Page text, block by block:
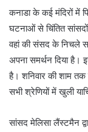
कनाडा के कई मंदिरों में
घटनाओं से चिंतित
वहां की संसद के निचले
अपना समर्थन दिया है।
है। शनिवार की शाम
सभी श्रेणियों में खुली
सांसद मेलिसा लैंस्टमैन